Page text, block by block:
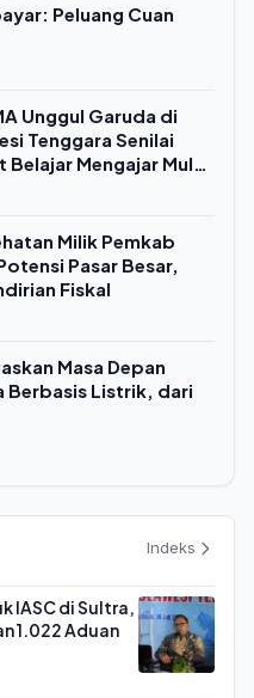
Peluang Cuan
Unggul Garuda di
Tenggara Senilai
Mengajar Mulai
Milik Pemkab
Pasar Besar,
Fiskal
Masa Depan
Berbasis Listrik, dari
Indeks
IASC di Sultra,
1.022 Aduan